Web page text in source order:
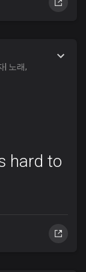
| 노래,
hard to